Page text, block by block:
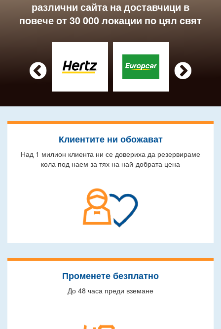
различни сайта на доставчици в
повече от 30 000 локации по цял свят
 
Клиентите ни обожават
Над 1 милион клиента ни се довериха да резервираме
кола под наем за тях на най-добрата цена
Променете безплатно
До 48 часа преди вземане